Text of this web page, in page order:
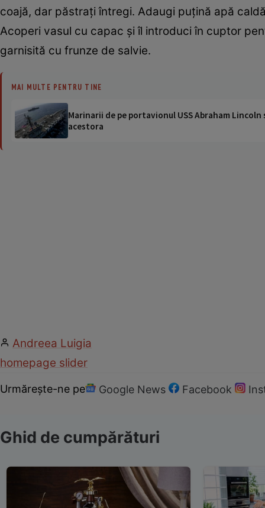
coajă, dar păstraţi întregi. Adaugi puţină apă
Acoperi vasul cu capac şi îl introduci în cuptor
garnisită cu frunze de salvie.
MAI MULTE PENTRU TINE
Marinarii de pe portavionul USS Abraham
acestora
Andreea Luigia
homepage slider
Urmărește-ne pe Google News Facebook
Ghid de cumpărături